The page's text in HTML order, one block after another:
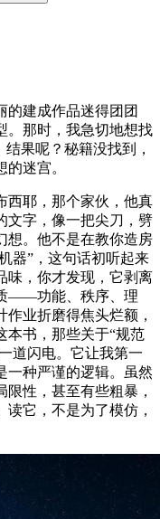
的建成作品迷得团团
。那时，我急切地想找
果呢？秘籍没找到，
迷宫。
西耶，那个家伙，他真
文字，像一把尖刀，劈
想。他不是在教你造房
器”，这句话初听起来
味，你才发现，它剥离
——功能、秩序、理
业折磨得焦头烂额，
本书，那些关于“规范
道闪电。它让我第一
一种严谨的逻辑。虽然
性，甚至有些粗暴，
它，不是为了模仿，